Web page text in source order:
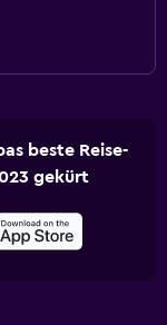
beste Reise-
gekürt